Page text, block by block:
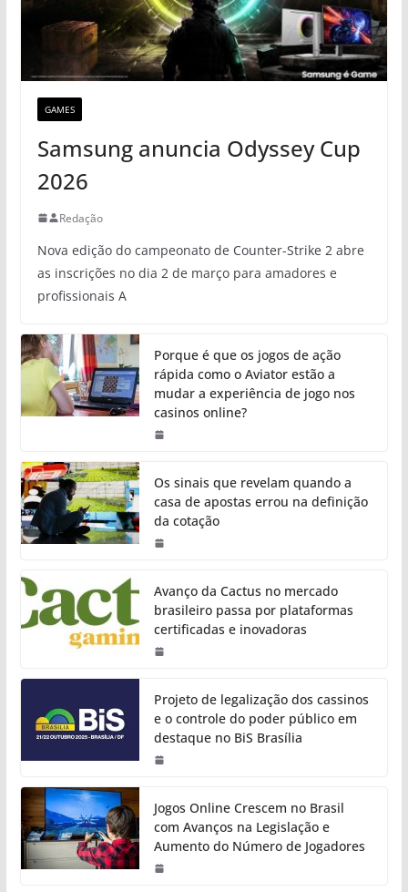
GAMES
Samsung anuncia Odyssey Cup
2026
Redação
Nova edição do campeonato de Counter-Strike 2 abre
as inscrições no dia 2 de março para amadores e
profissionais A
Porque é que os jogos de ação
rápida como o Aviator estão a
mudar a experiência de jogo nos
casinos online?
Os sinais que revelam quando a
casa de apostas errou na definição
da cotação
Avanço da Cactus no mercado
brasileiro passa por plataformas
certificadas e inovadoras
Projeto de legalização dos cassinos
e o controle do poder público em
destaque no BiS Brasília
Jogos Online Crescem no Brasil
com Avanços na Legislação e
Aumento do Número de Jogadores